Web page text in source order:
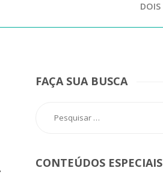
DOIS
FAÇA SUA BUSCA
CONTEÚDOS ESPECIAIS